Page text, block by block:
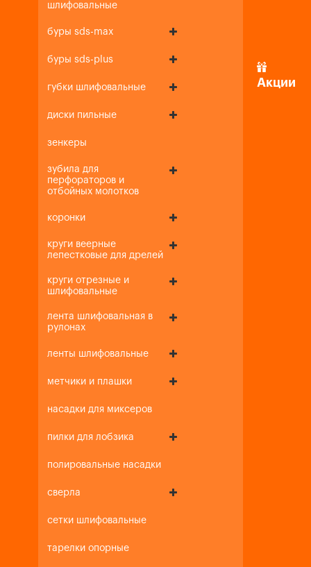
шлифовальные
буры sds-max
буры sds-plus
губки шлифовальные
диски пильные
зенкеры
зубила для
перфораторов и
отбойных молотков
коронки
круги веерные
лепестковые для дрелей
круги отрезные и
шлифовальные
лента шлифовальная в
рулонах
ленты шлифовальные
метчики и плашки
насадки для миксеров
пилки для лобзика
полировальные насадки
сверла
сетки шлифовальные
тарелки опорные
Акции